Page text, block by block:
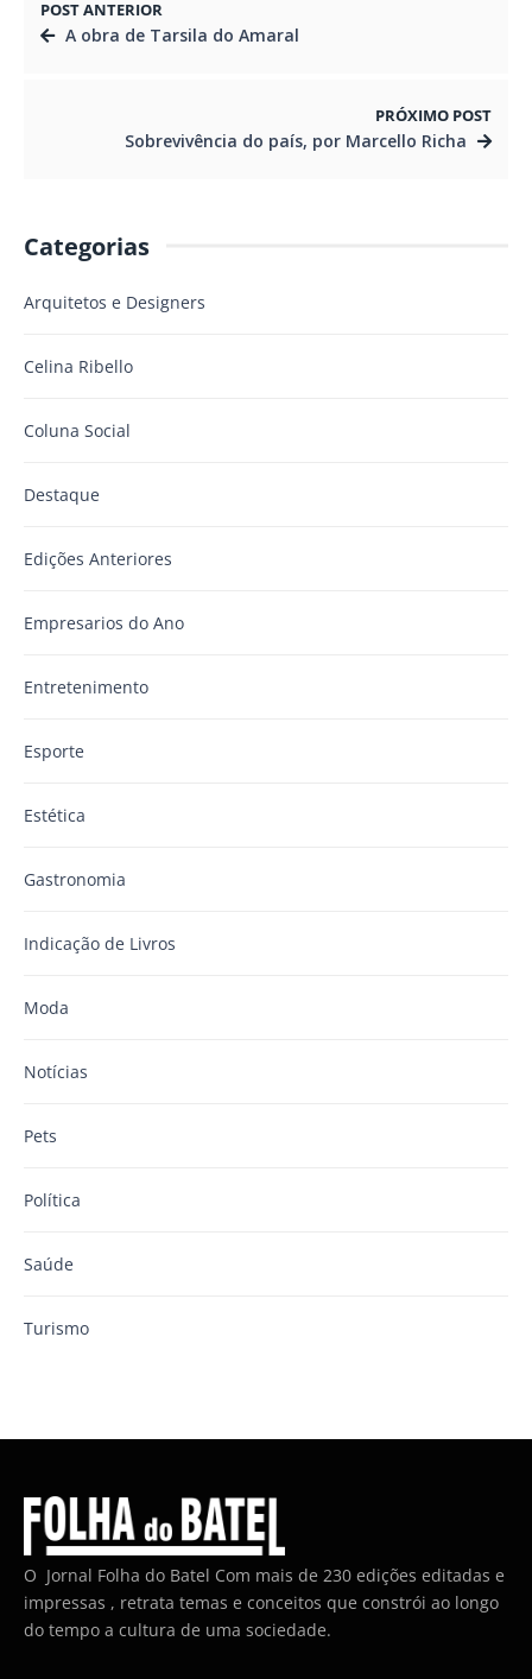
POST ANTERIOR
A obra de Tarsila do Amaral
PRÓXIMO POST
Sobrevivência do país, por Marcello Richa
Categorias
Arquitetos e Designers
Celina Ribello
Coluna Social
Destaque
Edições Anteriores
Empresarios do Ano
Entretenimento
Esporte
Estética
Gastronomia
Indicação de Livros
Moda
Notícias
Pets
Política
Saúde
Turismo
O Jornal Folha do Batel Com mais de 230 edições editadas e
impressas , retrata temas e conceitos que constrói ao longo
do tempo a cultura de uma sociedade.